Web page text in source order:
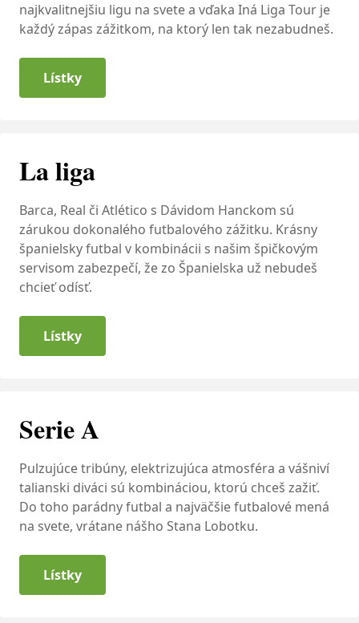
najkvalitnejšiu ligu na svete a vďaka Iná Liga Tour je
každý zápas zážitkom, na ktorý len tak nezabudneš.
Lístky
La liga
Barca, Real či Atlético s Dávidom Hanckom sú
zárukou dokonalého futbalového zážitku. Krásny
španielsky futbal v kombinácii s našim špičkovým
servisom zabezpečí, že zo Španielska už nebudeš
chcieť odísť.
Lístky
Serie A
Pulzujúce tribúny, elektrizujúca atmosféra a vášniví
talianski diváci sú kombináciou, ktorú chceš zažiť.
Do toho parádny futbal a najväčšie futbalové mená
na svete, vrátane nášho Stana Lobotku.
Lístky